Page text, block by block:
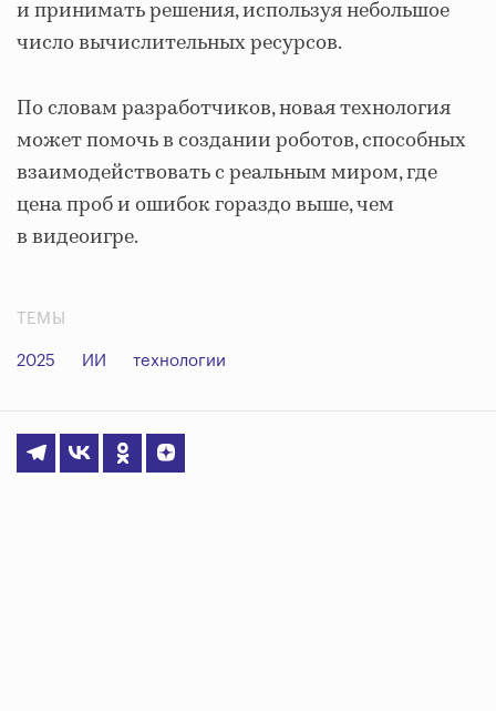
и принимать решения, используя небольшое
число вычислительных ресурсов.
По словам разработчиков, новая технология
может помочь в создании роботов, способных
взаимодействовать с реальным миром, где
цена проб и ошибок гораздо выше, чем
в видеоигре.
ТЕМЫ
2025 ИИ технологии